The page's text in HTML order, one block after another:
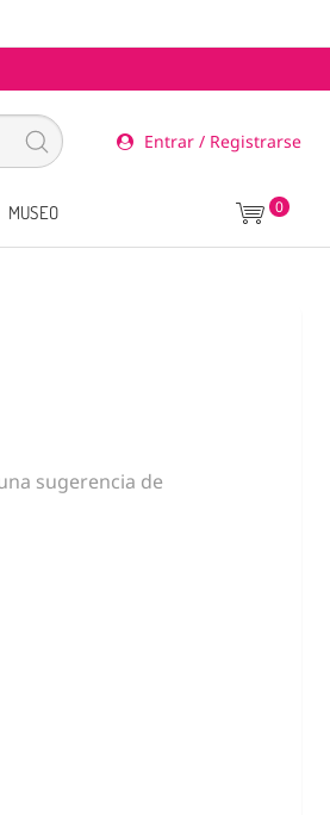
Entrar / Registrarse
MUSEO 0
sugerencia de